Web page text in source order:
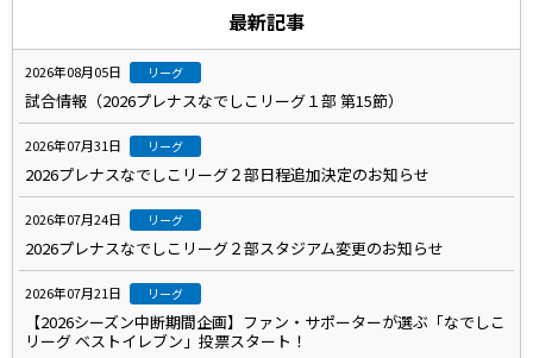
最新記事
2026年08月05日 リーグ
試合情報（2026プレナスなでしこリーグ１部 第15節）
2026年07月31日 リーグ
2026プレナスなでしこリーグ２部日程追加決定のお知らせ
2026年07月24日 リーグ
2026プレナスなでしこリーグ２部スタジアム変更のお知らせ
2026年07月21日 リーグ
【2026シーズン中断期間企画】ファン・サポーターが選ぶ「なでしこ
リーグ ベストイレブン」投票スタート！